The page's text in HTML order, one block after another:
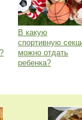
В какую
спортивную
можно отдать
ребенка?